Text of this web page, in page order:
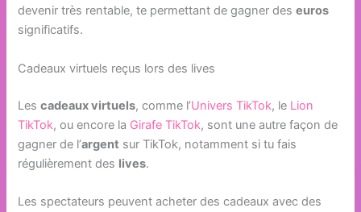
devenir très rentable, te permettant de gagner deseuros
significatifs.
Cadeaux virtuels reçus lors des lives
Lescadeaux virtuels, comme l’Univers TikTok, le Lion
TikTok, ou encore la Girafe TikTok, sont une autre façon de
gagner de l’argent sur TikTok, notamment si tu fais
régulièrement des lives.
Les spectateurs peuvent acheter des cadeaux avec des